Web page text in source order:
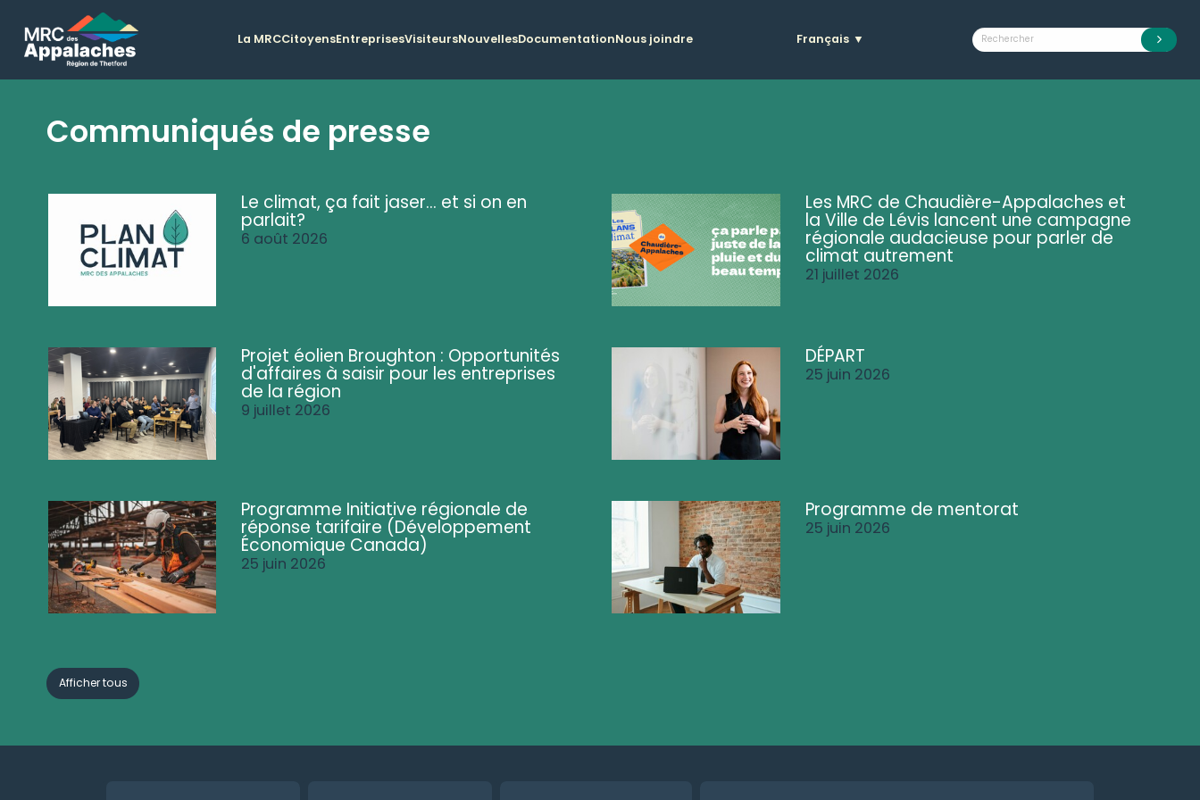
La MRCCitoyensEntreprisesVisiteursNouvellesDocumentationNous joindre Français ▼
Communiqués de presse
Le climat, ça fait jaser... et si on en
parlait?
6 août 2026
Les MRC de Chaudière-Appalaches et
la Ville de Lévis lancent une campagne
régionale audacieuse pour parler de
climat autrement
21 juillet 2026
Projet éolien Broughton : Opportunités
d'affaires à saisir pour les entreprises
de la région
9 juillet 2026
DÉPART
25 juin 2026
Programme Initiative régionale de
réponse tarifaire (Développement
Économique Canada)
25 juin 2026
Programme de mentorat
25 juin 2026
Afficher tous